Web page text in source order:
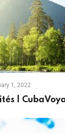
1, 2022
|